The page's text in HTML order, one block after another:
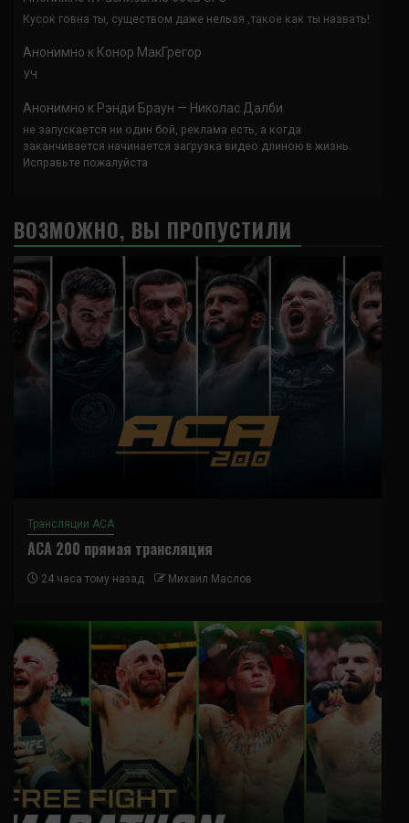
Кусок говна ты, существом даже нельзя ,такое как ты назвать!
Анонимно к Конор МакГрегор
УЧ
Анонимно к Рэнди Браун — Николас Далби
не запускается ни один бой, реклама есть, а когда
заканчивается начинается загрузка видео длиною в жизнь.
Исправьте пожалуйста
ВОЗМОЖНО, ВЫ ПРОПУСТИЛИ
Трансляции ACA
ACA 200 прямая трансляция
24 часа тому назад Михаил Маслов